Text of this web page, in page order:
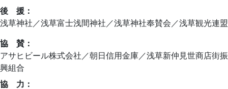
後 援：
浅草神社／浅草富士浅間神社／浅草神社奉賛会／浅草観光連盟
協 賛：
アサヒビール株式会社／朝日信用金庫／浅草新仲見世商店街振
興組合
協 力：